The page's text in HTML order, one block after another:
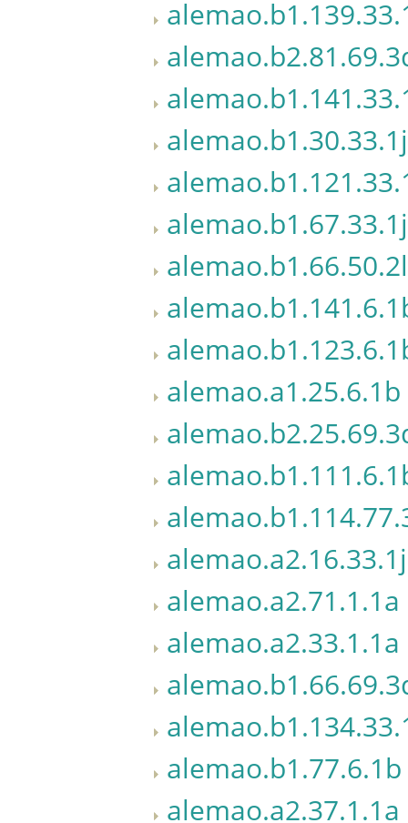
alemao.b1.30.33.1j
alemao.b1.67.33.1j
alemao.b1.66.50.2l
alemao.a1.25.6.1b
alemao.a2.16.33.1j
alemao.a2.71.1.1a
alemao.a2.33.1.1a
alemao.b1.77.6.1b
alemao.a2.37.1.1a